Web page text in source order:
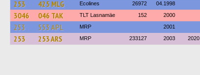
253 425 MLG Ecolines 26972 04.1998
3046 046 TAK TLT Lasnamäe 152 2000
253 553 APL MRP 2001
253 253 ARS MRP 233127 2003 2020